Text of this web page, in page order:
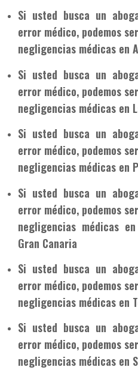
Si usted busca un
error médico, podemos
negligencias médicas en
Si usted busca un
error médico, podemos
negligencias médicas en
Si usted busca un
error médico, podemos
negligencias médicas en
Si usted busca un
error médico, podemos
negligencias médicas
Gran Canaria
Si usted busca un
error médico, podemos
negligencias médicas en
Si usted busca un
error médico, podemos
negligencias médicas en